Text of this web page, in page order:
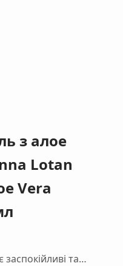
з алое
Lotan
Vera
та…